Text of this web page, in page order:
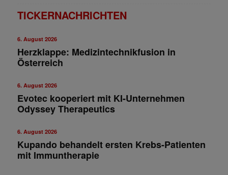
TICKERNACHRICHTEN
6. August 2026
Herzklappe: Medizintechnikfusion in
Österreich
6. August 2026
Evotec kooperiert mit KI-Unternehmen
Odyssey Therapeutics
6. August 2026
Kupando behandelt ersten Krebs-Patienten
mit Immuntherapie